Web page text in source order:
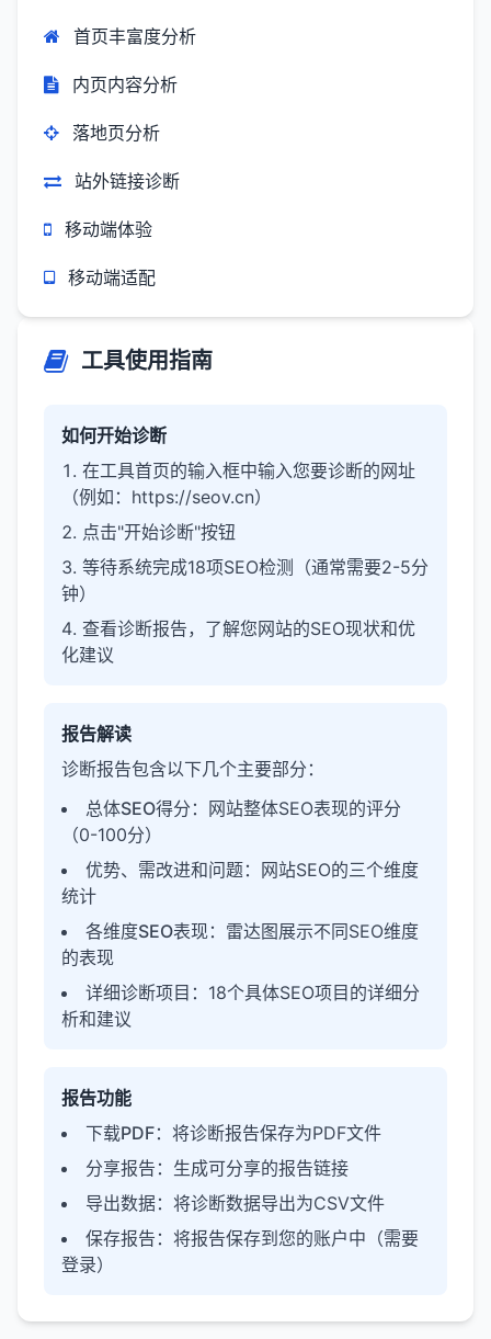
首页丰富度分析
内页内容分析
落地页分析
站外链接诊断
移动端体验
移动端适配
工具使用指南
如何开始诊断
在工具首页的输入框中输入您要诊断的网址
（例如：https://seov.cn）
点击"开始诊断"按钮
等待系统完成18项SEO检测（通常需要2-5分
钟）
查看诊断报告，了解您网站的SEO现状和优
化建议
报告解读
诊断报告包含以下几个主要部分：
总体SEO得分 ：网站整体SEO表现的评分
（0-100分）
优势、需改进和问题：网站SEO的三个维度
统计
各维度SEO表现：雷达图展示不同SEO维度
的表现
详细诊断项目 ：18个具体SEO项目的详细分
析和建议
报告功能
下载PDF：将诊断报告保存为PDF文件
分享报告 ：生成可分享的报告链接
导出数据：将诊断数据导出为CSV文件
保存报告 ：将报告保存到您的账户中（需要
登录）